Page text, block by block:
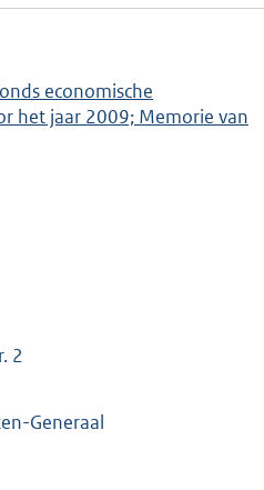
economische
het jaar 2009; Memorie van
2
Generaal